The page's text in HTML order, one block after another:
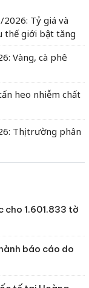
Tỷ giá và
thế giới bật tăng
Vàng, cà phê
heo nhiễm chất
Thị trường phân
cho 1.601.833 tờ
báo cáo do